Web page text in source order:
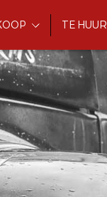
TE HUUR